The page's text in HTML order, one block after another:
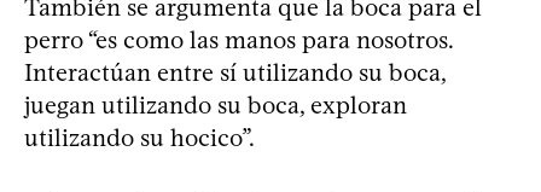
También se argumenta que la boca para el
perro “es como las manos para nosotros.
Interactúan entre sí utilizando su boca,
juegan utilizando su boca, exploran
utilizando su hocico”.